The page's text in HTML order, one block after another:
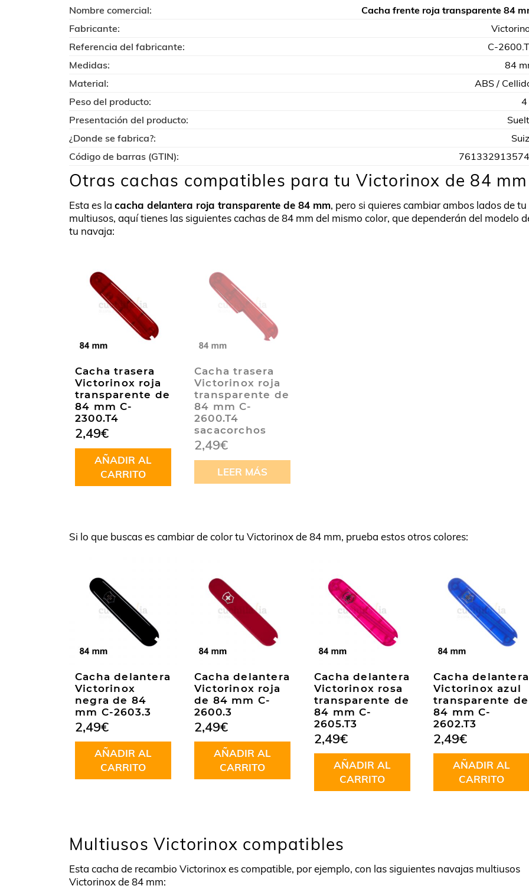
Nombre comercial:
Cacha frente roja transparente 84
Fabricante:
Referencia del fabricante:
C-
Medidas:
84
Material:
ABS /
Peso del producto:
4
Presentación del producto:
¿Donde se fabrica?:
Código de barras (GTIN):
Otras cachas compatibles para tu Victorinox de 84 mm
Esta es la cacha delantera roja transparente de 84 mm, pero si quieres cambiar ambos lados de tu
multiusos, aquí tienes las siguientes cachas de 84 mm del mismo color, que dependerán del modelo
tu navaja:
Cacha trasera
Victorinox roja
transparente de
84 mm C-
2300.T4
2,49€
AÑADIR AL
CARRITO
Cacha trasera
Victorinox roja
transparente de
84 mm C-
2600.T4
sacacorchos
2,49€
LEER MÁS
Si lo que buscas es cambiar de color tu Victorinox de 84 mm, prueba estos otros colores:
Cacha delantera
Victorinox
negra de 84
mm C-2603.3
2,49€
AÑADIR AL
CARRITO
Cacha delantera
Victorinox roja
de 84 mm C-
2600.3
2,49€
AÑADIR AL
CARRITO
Cacha delantera
Victorinox rosa
transparente de
84 mm C-
2605.T3
2,49€
AÑADIR AL
CARRITO
Cacha delantera
Victorinox azul
transparente de
84 mm C-
2602.T3
2,49€
AÑADIR AL
CARRITO
Multiusos Victorinox compatibles
Esta cacha de recambio Victorinox es compatible, por ejemplo, con las siguientes navajas multiusos
Victorinox de 84 mm: